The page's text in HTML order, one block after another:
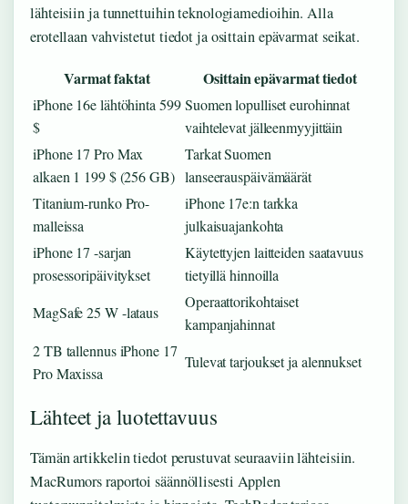
lähteisiin ja tunnettuihin teknologiamedioihin. Alla
erotellaan vahvistetut tiedot ja osittain epävarmat seikat.
Varmat faktat Osittain epävarmat tiedot
iPhone 16e lähtöhinta 599
$
Suomen lopulliset eurohinnat
vaihtelevat jälleenmyyjittäin
iPhone 17 Pro Max
alkaen 1 199 $ (256 GB)
Tarkat Suomen
lanseerauspäivämäärät
Titanium-runko Pro-
malleissa
iPhone 17e:n tarkka
julkaisuajankohta
iPhone 17 -sarjan
prosessoripäivitykset
Käytettyjen laitteiden saatavuus
tietyillä hinnoilla
MagSafe 25 W -lataus
Operaattorikohtaiset
kampanjahinnat
2 TB tallennus iPhone 17
Pro Maxissa
Tulevat tarjoukset ja alennukset
Lähteet ja luotettavuus
Tämän artikkelin tiedot perustuvat seuraaviin lähteisiin.
MacRumors raportoi säännöllisesti Applen